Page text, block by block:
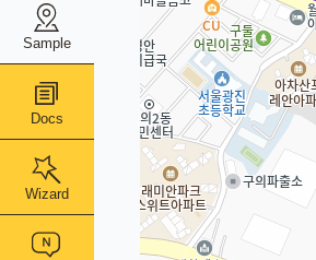
Sample
Docs
Wizard